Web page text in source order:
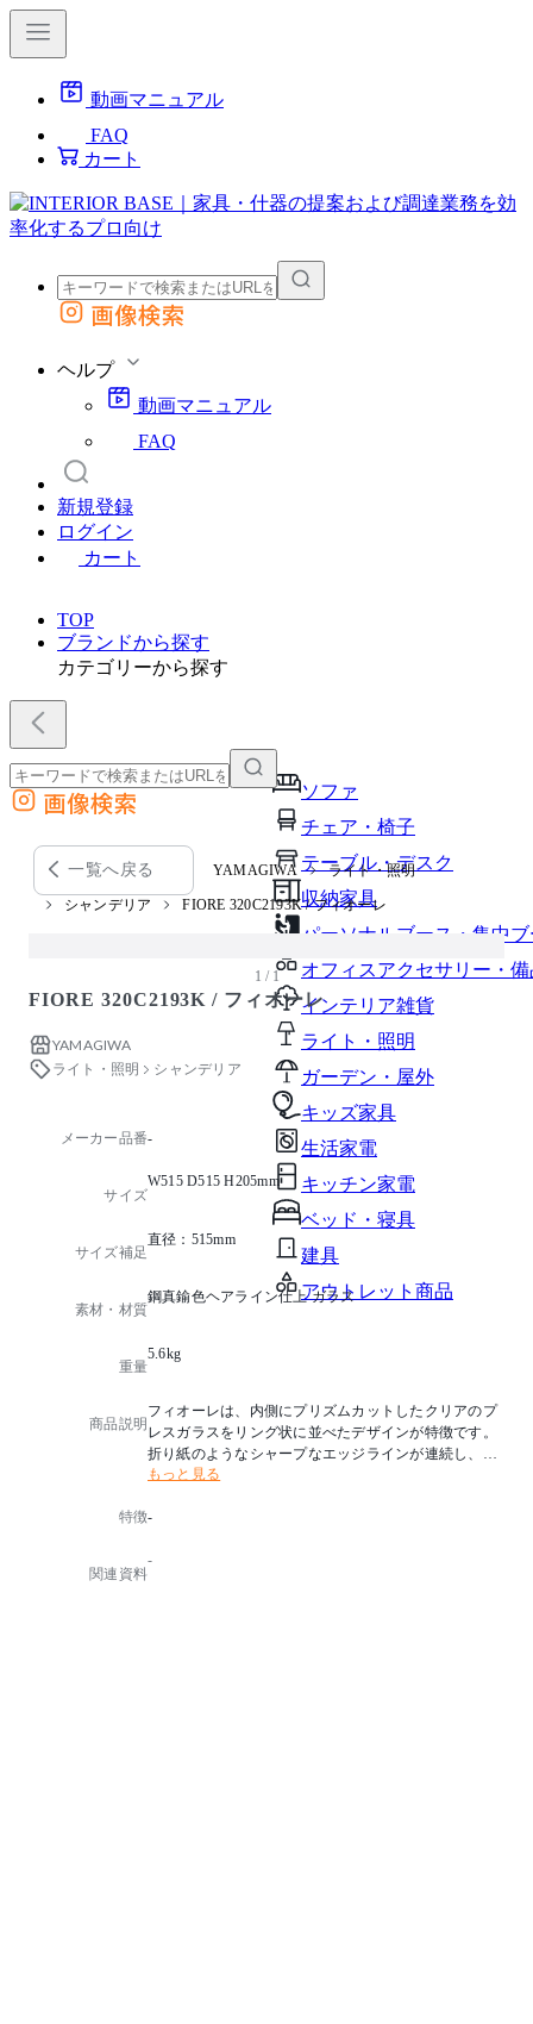
動画マニュアル
FAQ
カート
外部サイトの商品をカートに追加
画像検索
ヘルプ
動画マニュアル
FAQ
新規登録
ログイン
カート
TOP
ブランドから探す
カテゴリーから探す
ソファ
チェア・椅子
テーブル・デスク
収納家具
パーソナルブース・集中
オフィスアクセサリー・備
インテリア雑貨
ライト・照明
ガーデン・屋外
キッズ家具
生活家電
キッチン家電
ベッド・寝具
建具
アウトレット商品
外部サイトの商品をカートに追加
他のサイトで見つけた商品ページのURLを貼り付けて、カートに追加できます
画像検索
一覧へ戻る YAMAGIWA ライト・照明
シャンデリア FIORE 320C2193K / フィオーレ
1 / 1
FIORE 320C2193K / フィオーレ
YAMAGIWA
ライト・照明
シャンデリア
メーカー品番-
サイズ
W515 D515 H205mm
サイズ補足
直径：515mm
素材・材質
鋼真鍮色ヘアライン仕上 ガラス
重量
5.6kg
商品説明
フィオーレは、内側にプリズムカットしたクリアのプ
レスガラスをリング状に並べたデザインが特徴です。
折り紙のようなシャープなエッジラインが連続し、煌
き感のあるモダンなシャンデリアです。
光源タイプ：E17 ミニクリプトンランプクリア 40W×6
取付方法：取付簡易型
もっと見る
特徴-
関連資料
-